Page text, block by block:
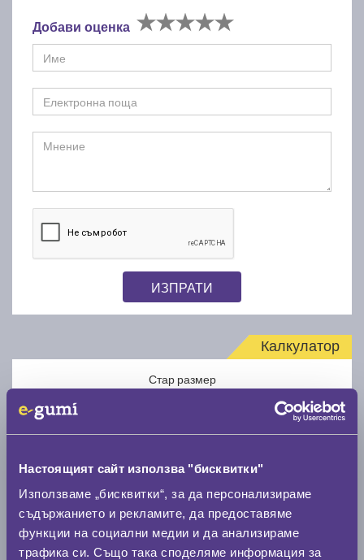
Настоящият сайт използва "бисквитки"
Използваме „бисквитки“, за да персонализираме
съдържанието и рекламите, да предоставяме
функции на социални медии и да анализираме
трафика си. Също така споделяме информация за
Добави оценка
ИЗПРАТИ
Калкулатор
Стар размер
Нов размер